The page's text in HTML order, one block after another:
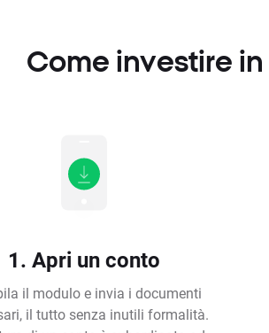
Come investire
1. Apri un conto
il modulo e invia i documenti
il tutto senza inutili formalità.